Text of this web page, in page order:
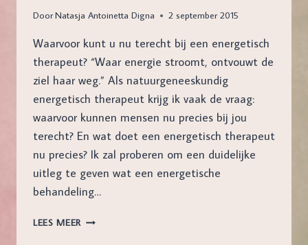
DoorNatasja Antoinetta Digna 2 september 2015
Waarvoor kunt u nu terecht bij een energetisch
therapeut? “Waar energie stroomt, ontvouwt de
ziel haar weg.” Als natuurgeneeskundig
energetisch therapeut krijg ik vaak de vraag:
waarvoor kunnen mensen nu precies bij jou
terecht? En wat doet een energetisch therapeut
nu precies? Ik zal proberen om een duidelijke
uitleg te geven wat een energetische
behandeling…
LEES MEER ENERGETISCHE